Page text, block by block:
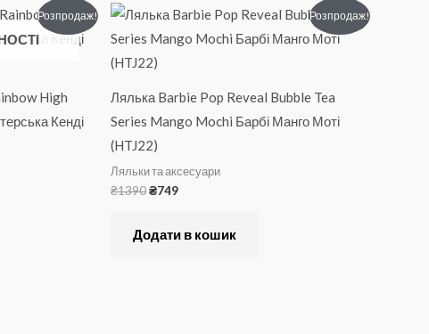
Розпродаж!
High
Кенді
Розпродаж!
Лялька Barbie Pop Reveal Bubble Tea
Series Mango Mochi Барбі Манго Моті
(HTJ22)
Ляльки та аксесуари
₴1390
Оригінальна
ціна:
₴1390.
₴749
Поточна
ціна:
₴749.
Додати в кошик